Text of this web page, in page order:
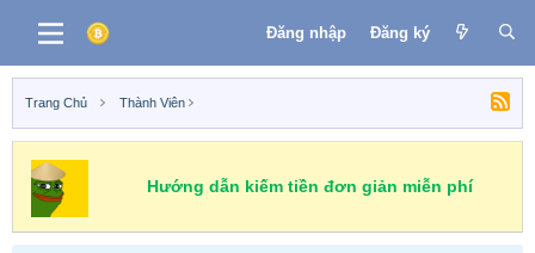
Đăng nhập Đăng ký
Trang Chủ Thành Viên
Hướng dẫn kiếm tiền đơn giản miễn phí